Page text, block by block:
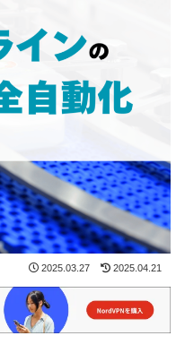
2025.03.27 2025.04.21